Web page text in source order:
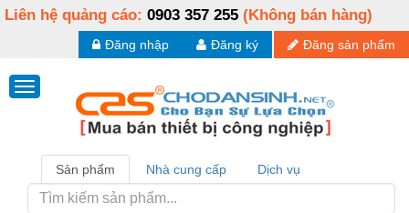
Liên hệ quảng cáo: 0903 357 255 (Không bán hàng)
Đăng sản phẩm
Đăng ký
Đăng nhập
Sản phẩm Nhà cung cấp Dịch vụ